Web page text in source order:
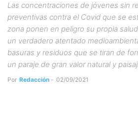
Las concentraciones de jóvenes sin
preventivas contra el Covid que se
zona ponen en peligro su propia
un verdadero atentado
basuras y residuos que se tiran de
un paraje de gran valor natural y
Por Redacción - 02/09/2021